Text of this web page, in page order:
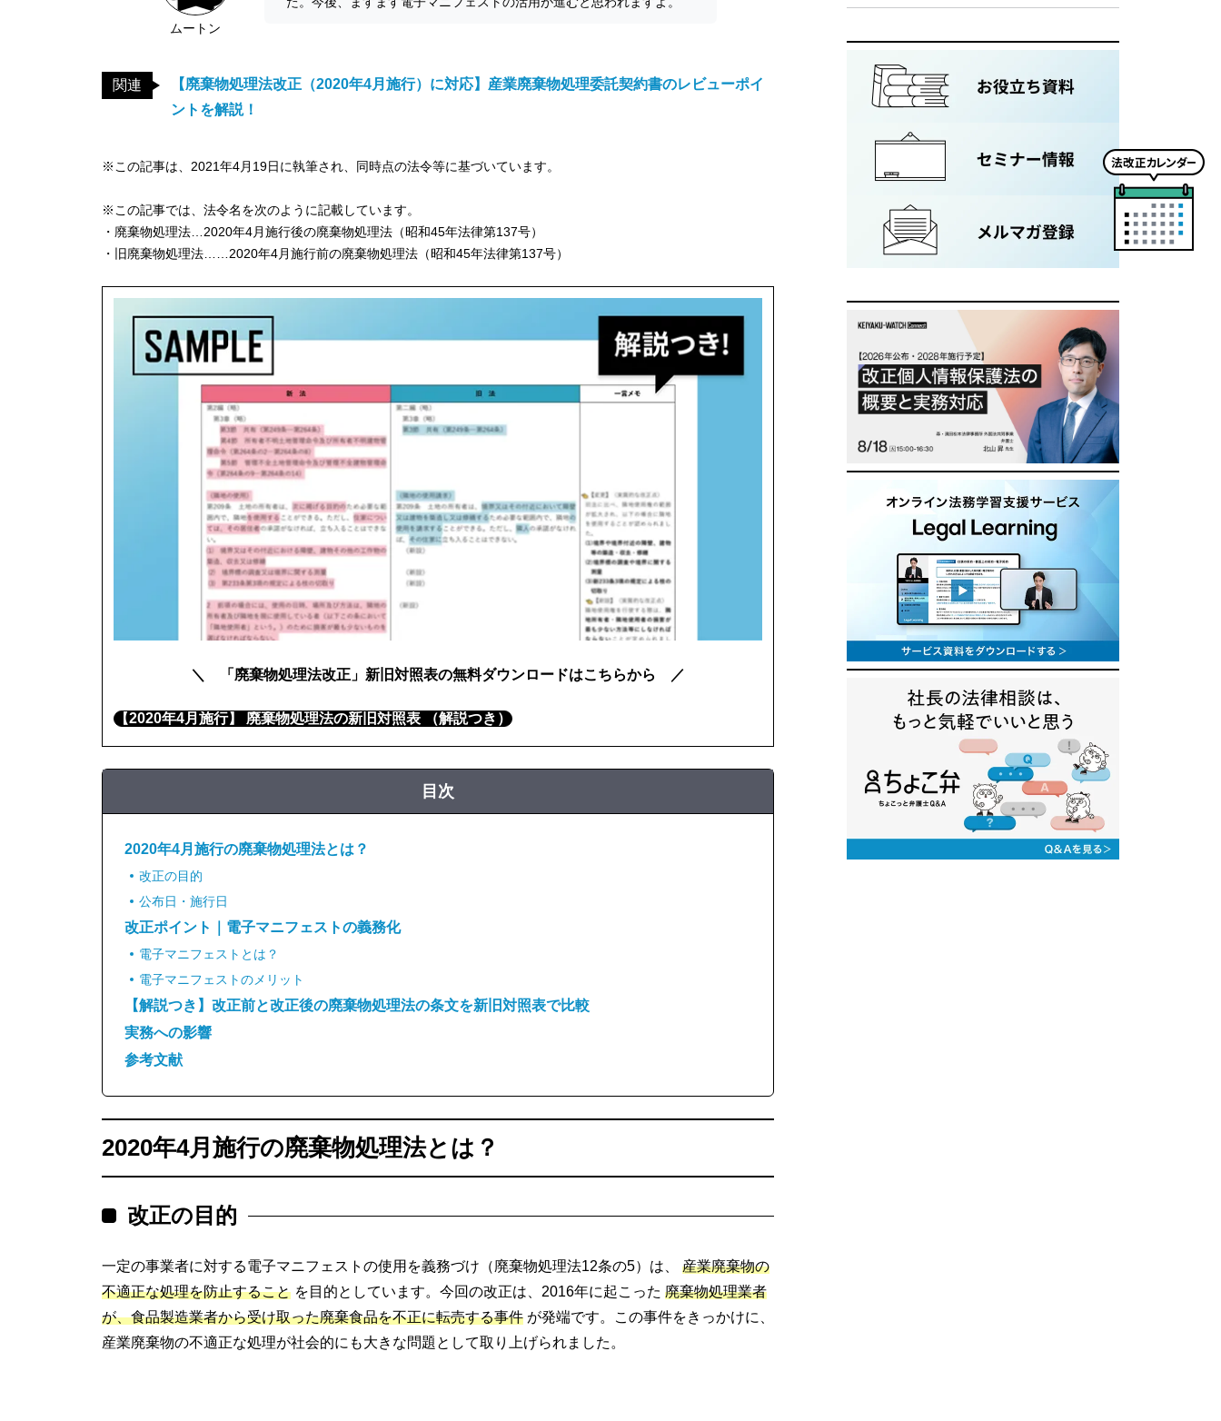
ムートン
関連
【廃棄物処理法改正（2020年4月施行）に対応】産業廃棄物処理委託契約書のレビューポイ
ントを解説！
※この記事は、2021年4月19日に執筆され、同時点の法令等に基づいています。
※この記事では、法令名を次のように記載しています。
・廃棄物処理法…2020年4月施行後の廃棄物処理法（昭和45年法律第137号）
・旧廃棄物処理法……2020年4月施行前の廃棄物処理法（昭和45年法律第137号）
＼ 「廃棄物処理法改正」新旧対照表の無料ダウンロードはこちらから ／
【2020年4月施行】 廃棄物処理法の新旧対照表 （解説つき）
目次
2020年4月施行の廃棄物処理法とは？
改正の目的
公布日・施行日
改正ポイント｜電子マニフェストの義務化
電子マニフェストとは？
電子マニフェストのメリット
【解説つき】改正前と改正後の廃棄物処理法の条文を新旧対照表で比較
実務への影響
参考文献
2020年4月施行の廃棄物処理法とは？
改正の目的
一定の事業者に対する電子マニフェストの使用を義務づけ（廃棄物処理法12条の5）は、 産業廃棄物の
不適正な処理を防止すること を目的としています。今回の改正は、2016年に起こった 廃棄物処理業者
が、食品製造業者から受け取った廃棄食品を不正に転売する事件 が発端です。この事件をきっかけに、
産業廃棄物の不適正な処理が社会的にも大きな問題として取り上げられました。
法
改
ダ
ー
は
ち
ら